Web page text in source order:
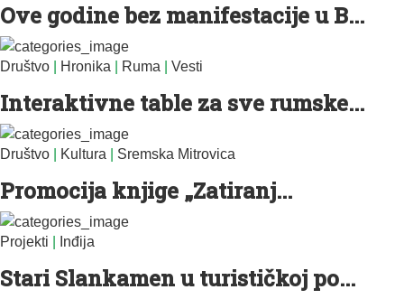
Ove godine bez manifestacije u B...
Društvo Hronika Ruma Vesti
Interaktivne table za sve rumske...
Društvo Kultura Sremska Mitrovica
Promocija knjige „Zatiranj...
Projekti Inđija
Stari Slankamen u turističkoj po...